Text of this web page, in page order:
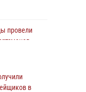
провели
в
в